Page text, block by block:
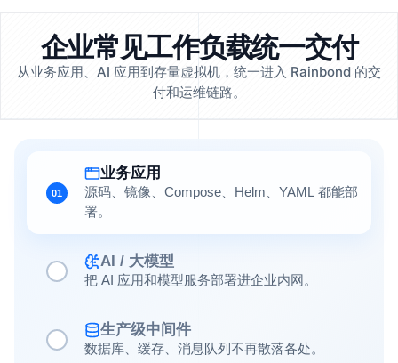
企业常见工作负载统一交付
从业务应用、AI 应用到存量虚拟机，统一进入 Rainbond 的交
付和运维链路。
01
业务应用
源码、镜像、Compose、Helm、YAML 都能部
署。
AI / 大模型
把 AI 应用和模型服务部署进企业内网。
生产级中间件
数据库、缓存、消息队列不再散落各处。